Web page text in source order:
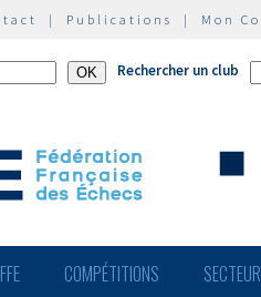
| Publications | Mon
Rechercher un club
FFE COMPÉTITIONS